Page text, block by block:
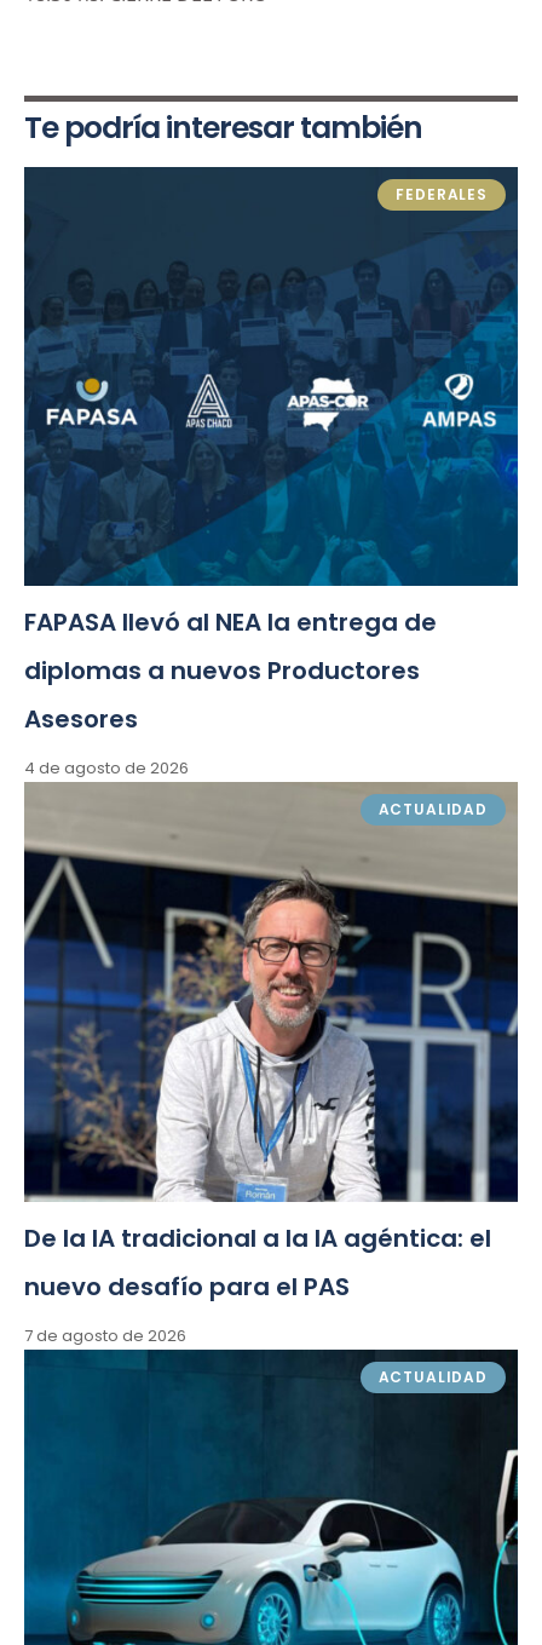
Te podría interesar también
FEDERALES
FAPASA llevó al NEA la entrega de
diplomas a nuevos Productores
Asesores
4 de agosto de 2026
ACTUALIDAD
De la IA tradicional a la IA agéntica: el
nuevo desafío para el PAS
7 de agosto de 2026
ACTUALIDAD